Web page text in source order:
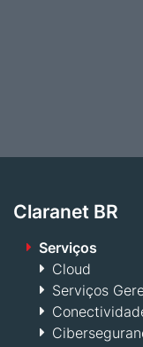
Claranet BR
Serviços
Cloud
Serviços